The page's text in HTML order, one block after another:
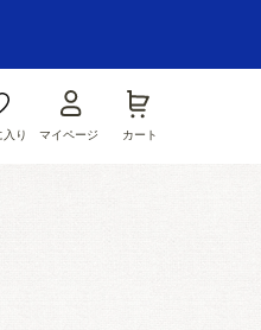
り マイページ カート